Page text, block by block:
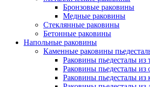
Бронзовые раковины
Медные раковины
Стеклянные раковины
Бетонные раковины
Напольные раковины
Каменные раковины
Раковины пьедесталы из
Раковины пьедесталы из
Раковины пьедесталы из